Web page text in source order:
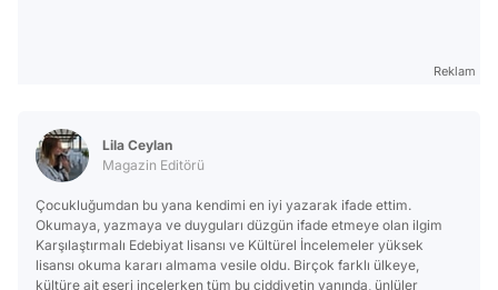
Reklam
Lila Ceylan
Magazin Editörü
Çocukluğumdan bu yana kendimi en iyi yazarak ifade ettim.
Okumaya, yazmaya ve duyguları düzgün ifade etmeye olan ilgim
Karşılaştırmalı Edebiyat lisansı ve Kültürel İncelemeler yüksek
lisansı okuma kararı almama vesile oldu. Birçok farklı ülkeye,
kültüre ait eseri incelerken tüm bu ciddiyetin yanında, ünlüler